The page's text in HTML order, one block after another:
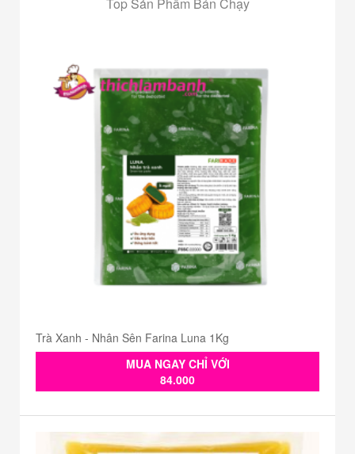
Trà Xanh - Nhân Sên Farina Luna 1Kg
MUA NGAY CHỈ VỚI
84.000